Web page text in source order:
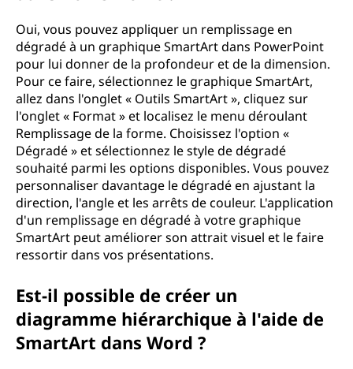
Oui, vous pouvez appliquer un remplissage en
dégradé à un graphique SmartArt dans PowerPoint
pour lui donner de la profondeur et de la dimension.
Pour ce faire, sélectionnez le graphique SmartArt,
allez dans l'onglet « Outils SmartArt », cliquez sur
l'onglet « Format » et localisez le menu déroulant
Remplissage de la forme. Choisissez l'option «
Dégradé » et sélectionnez le style de dégradé
souhaité parmi les options disponibles. Vous pouvez
personnaliser davantage le dégradé en ajustant la
direction, l'angle et les arrêts de couleur. L'application
d'un remplissage en dégradé à votre graphique
SmartArt peut améliorer son attrait visuel et le faire
ressortir dans vos présentations.
Est-il possible de créer un
diagramme hiérarchique à l'aide de
SmartArt dans Word ?